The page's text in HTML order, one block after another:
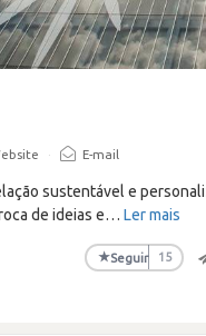
· E-mail
sustentável e
de ideias e… Ler mais
★Seguir 15